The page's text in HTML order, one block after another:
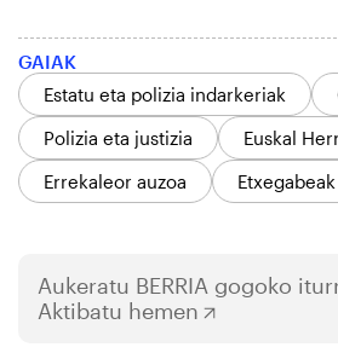
GAIAK
Estatu eta polizia indarkeriak
Polizia eta justizia
Euskal
Errekaleor auzoa
Etxegabeak
Aukeratu BERRIA gogoko
Aktibatu hemen